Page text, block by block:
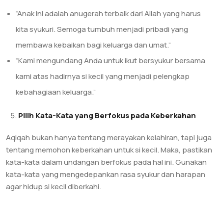
“Anak ini adalah anugerah terbaik dari Allah yang harus
kita syukuri. Semoga tumbuh menjadi pribadi yang
membawa kebaikan bagi keluarga dan umat.”
“Kami mengundang Anda untuk ikut bersyukur bersama
kami atas hadirnya si kecil yang menjadi pelengkap
kebahagiaan keluarga.”
Pilih Kata-Kata yang Berfokus pada Keberkahan
Aqiqah bukan hanya tentang merayakan kelahiran, tapi juga
tentang memohon keberkahan untuk si kecil. Maka, pastikan
kata-kata dalam undangan berfokus pada hal ini. Gunakan
kata-kata yang mengedepankan rasa syukur dan harapan
agar hidup si kecil diberkahi.